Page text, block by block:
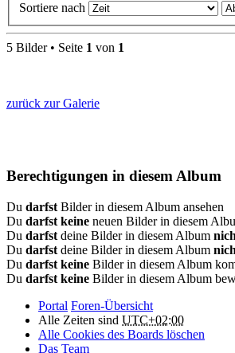
Sortiere nach
5 Bilder • Seite 1 von 1
zurück zur Galerie
Berechtigungen in diesem Album
Du darfst Bilder in diesem Album ansehen
Du darfst keine neuen Bilder in diesem
Du darfst deine Bilder in diesem Album
Du darfst deine Bilder in diesem Album
Du darfst keine Bilder in diesem Album
Du darfst keine Bilder in diesem Album
Portal Foren-Übersicht
Alle Zeiten sind UTC+02:00
Alle Cookies des Boards löschen
Das Team